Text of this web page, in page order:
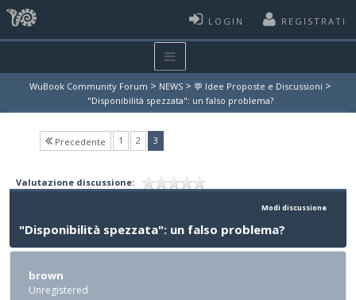
LOGIN REGISTRATI
WuBook Community Forum > NEWS > 💬 Idee Proposte e Discussioni >
"Disponibilità spezzata": un falso problema?
Precedente 1 2 3(current)
Valutazione discussione:
Modi discussione
"Disponibilità spezzata": un falso problema?
brown
Unregistered